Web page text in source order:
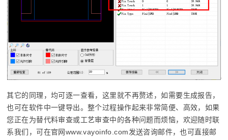
其它的同理，均可逐一查看，这里就不再赘述，如需要生成报告，
也可在软件中一键导出。整个过程操作起来非常简便、高效，如果
您正在为替代料审查或工艺审查中的各种问题而烦恼，欢迎随时联
系我们，可在官网www.vayoinfo.com发送咨询邮件，也可直接邮